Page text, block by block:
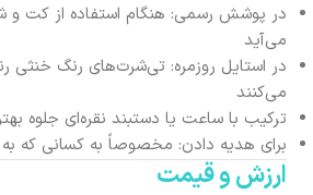
در پوشش رسمی: هنگام استفاده از کت و
می‌آید
در استایل روزمره: تی‌شرت‌های رنگ خنثی
می‌کنند
ترکیب با ساعت یا دستبند نقره‌ای جلوه
برای هدیه دادن: مخصوصاً به کسانی که به
ارزش و قیمت